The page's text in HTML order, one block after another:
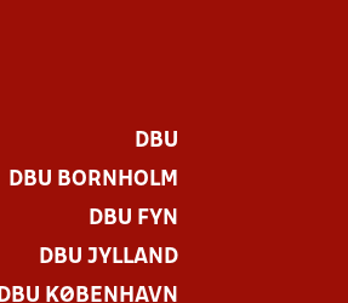
DBU
DBU BORNHOLM
DBU FYN
DBU JYLLAND
DBU KØBENHAVN